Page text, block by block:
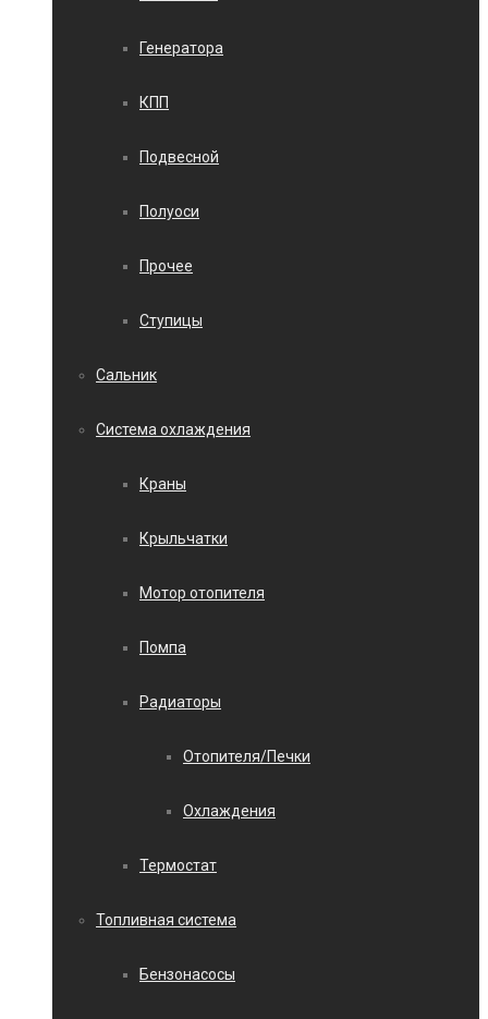
Генератора
КПП
Подвесной
Полуоси
Прочее
Ступицы
Сальник
Система охлаждения
Краны
Крыльчатки
Мотор отопителя
Помпа
Радиаторы
Отопителя/Печки
Охлаждения
Термостат
Топливная система
Бензонасосы